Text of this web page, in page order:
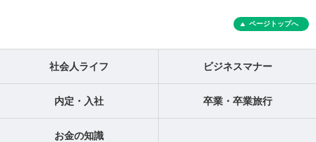
ページトップへ
社会人ライフ ビジネスマナー
内定・入社 卒業・卒業旅行
お金の知識